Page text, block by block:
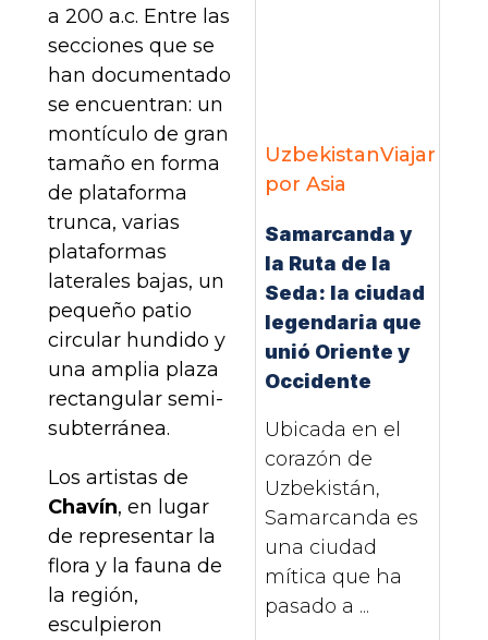
a 200 a.c. Entre las
secciones que se
han documentado
se encuentran: un
montículo de gran
tamaño en forma
de plataforma
trunca, varias
plataformas
laterales bajas, un
pequeño patio
circular hundido y
una amplia plaza
rectangular semi-
subterránea.
Los artistas de
Chavín, en lugar
de representar la
flora y la fauna de
la región,
esculpieron
UzbekistanViajar
por Asia
Samarcanda y
la Ruta de la
Seda: la ciudad
legendaria que
unió Oriente y
Occidente
Ubicada en el
corazón de
Uzbekistán,
Samarcanda es
una ciudad
mítica que ha
pasado a ...